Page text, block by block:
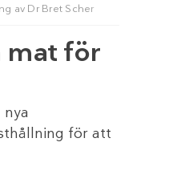
av Dr Bret Scher
mat för
för att